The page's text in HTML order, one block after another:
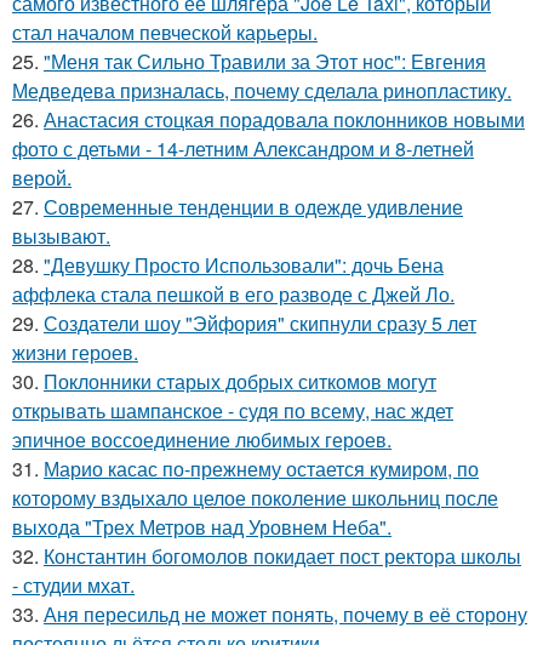
стал началом певческой карьеры.
25. "Меня так Сильно Травили за Этот нос": Евгения
Медведева призналась, почему сделала ринопластику.
26. Анастасия стоцкая порадовала поклонников новыми
фото с детьми - 14-летним Александром и 8-летней
верой.
27. Современные тенденции в одежде удивление
вызывают.
28. "Девушку Просто Использовали": дочь Бена
аффлека стала пешкой в его разводе с Джей Ло.
29. Создатели шоу "Эйфория" скипнули сразу 5 лет
жизни героев.
30. Поклонники старых добрых ситкомов могут
открывать шампанское - судя по всему, нас ждет
эпичное воссоединение любимых героев.
31. Марио касас по-прежнему остается кумиром, по
которому вздыхало целое поколение школьниц после
выхода "Трех Метров над Уровнем Неба".
32. Константин богомолов покидает пост ректора школы
- студии мхат.
33. Аня пересильд не может понять, почему в её сторону